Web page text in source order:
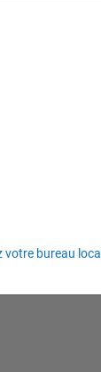
votre bureau local